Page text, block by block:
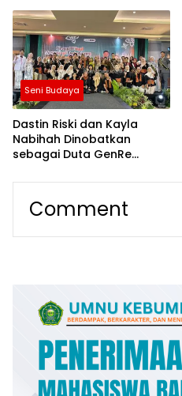
Seni Budaya
Dastin Riski dan Kayla
Nabihah Dinobatkan
sebagai Duta GenRe
Agen Perubahan Remaja
Comment